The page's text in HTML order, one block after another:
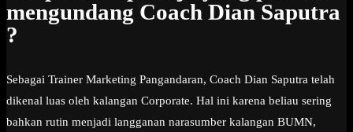
mengundang Coach Dian Saputra
?
Sebagai Trainer Marketing Pangandaran, Coach Dian Saputra telah
dikenal luas oleh kalangan Corporate. Hal ini karena beliau sering
bahkan rutin menjadi langganan narasumber kalangan BUMN,